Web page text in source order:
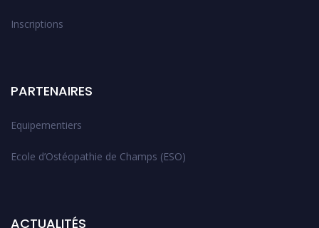
Inscriptions
PARTENAIRES
Equipementiers
Ecole d’Ostéopathie de Champs (ESO)
ACTUALITÉS